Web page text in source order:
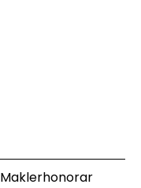
Maklerhonorar